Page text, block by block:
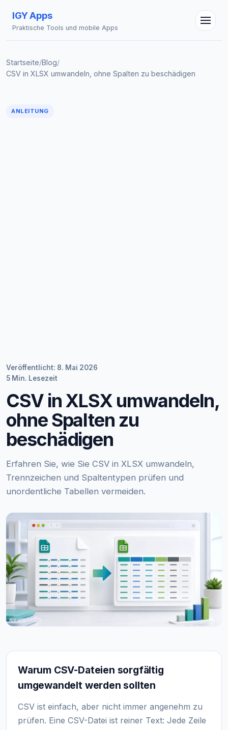
IGY Apps
Praktische Tools und mobile Apps
Startseite/Blog/
CSV in XLSX umwandeln, ohne Spalten zu beschädigen
ANLEITUNG
Veröffentlicht: 8. Mai 2026
5 Min. Lesezeit
CSV in XLSX umwandeln,
ohne Spalten zu
beschädigen
Erfahren Sie, wie Sie CSV in XLSX umwandeln,
Trennzeichen und Spaltentypen prüfen und
unordentliche Tabellen vermeiden.
Warum CSV-Dateien sorgfältig
umgewandelt werden sollten
CSV ist einfach, aber nicht immer angenehm zu
prüfen. Eine CSV-Datei ist reiner Text: Jede Zeile